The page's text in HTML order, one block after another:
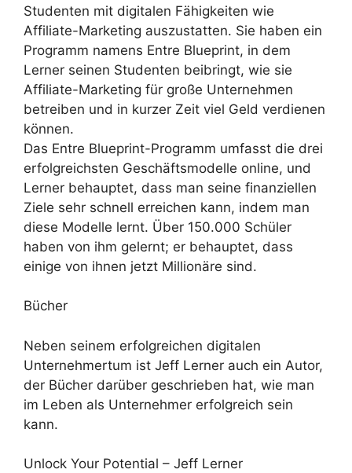
Studenten mit digitalen Fähigkeiten wie
Affiliate-Marketing auszustatten. Sie haben ein
Programm namens Entre Blueprint, in dem
Lerner seinen Studenten beibringt, wie sie
Affiliate-Marketing für große Unternehmen
betreiben und in kurzer Zeit viel Geld verdienen
können.
Das Entre Blueprint-Programm umfasst die drei
erfolgreichsten Geschäftsmodelle online, und
Lerner behauptet, dass man seine finanziellen
Ziele sehr schnell erreichen kann, indem man
diese Modelle lernt. Über 150.000 Schüler
haben von ihm gelernt; er behauptet, dass
einige von ihnen jetzt Millionäre sind.
Bücher
Neben seinem erfolgreichen digitalen
Unternehmertum ist Jeff Lerner auch ein Autor,
der Bücher darüber geschrieben hat, wie man
im Leben als Unternehmer erfolgreich sein
kann.
Unlock Your Potential – Jeff Lerner